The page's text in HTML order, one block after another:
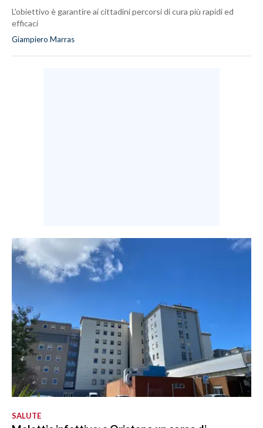
L'obiettivo è garantire ai cittadini percorsi di cura più rapidi ed
efficaci
Giampiero Marras
SALUTE